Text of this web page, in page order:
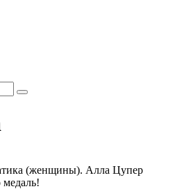
(женщины). Алла Цупер
медаль!